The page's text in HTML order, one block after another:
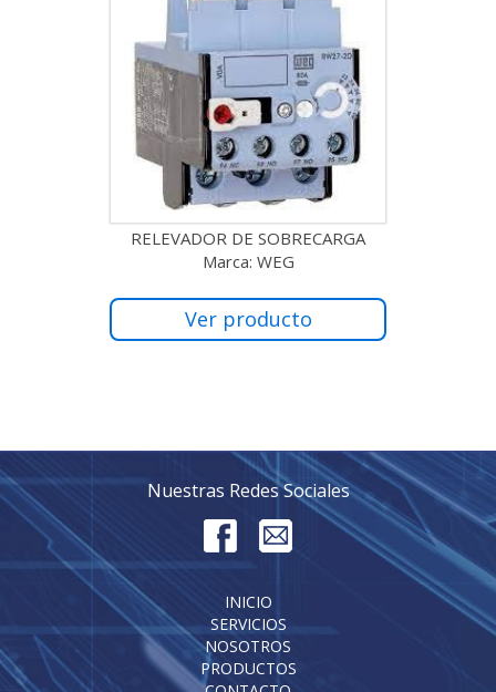
RELEVADOR DE SOBRECARGA
Marca: WEG
Ver producto
Nuestras Redes Sociales
INICIO
SERVICIOS
NOSOTROS
PRODUCTOS